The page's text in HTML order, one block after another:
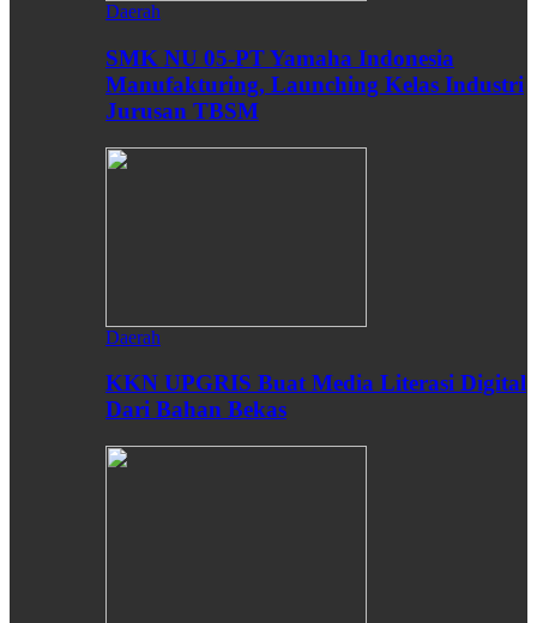
Daerah
SMK NU 05-PT Yamaha Indonesia
Manufakturing, Launching Kelas Industri
Jurusan TBSM
Daerah
KKN UPGRIS Buat Media Literasi Digital
Dari Bahan Bekas